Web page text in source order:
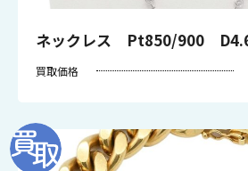
ネックレス Pt850/900
買取価格